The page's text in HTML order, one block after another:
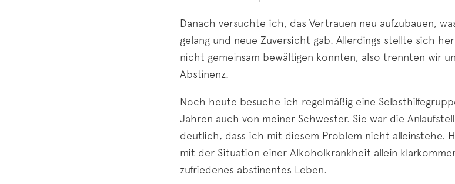
Danach versuchte ich, das Vertrauen neu aufzubauen,
gelang und neue Zuversicht gab. Allerdings stellte sich
nicht gemeinsam bewältigen konnten, also trennten wir
Abstinenz.
Noch heute besuche ich regelmäßig eine
Jahren auch von meiner Schwester. Sie war die
deutlich, dass ich mit diesem Problem nicht alleinstehe.
mit der Situation einer Alkoholkrankheit allein
zufriedenes abstinentes Leben.